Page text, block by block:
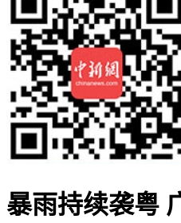
暴雨持续袭粤